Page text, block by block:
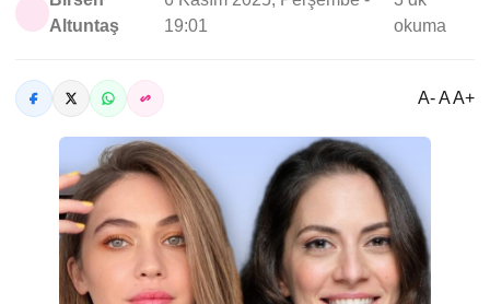
Altuntaş
19:01
okuma
A- A A+